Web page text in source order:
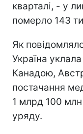
кварталі, - у
померло 143
Як
Україна
Канадою,
постачання
1 млрд 100 млн
уряду.